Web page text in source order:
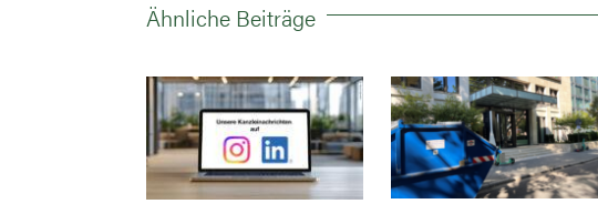
Ähnliche Beiträge